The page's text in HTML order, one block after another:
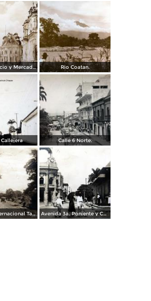
Templo Palacio y Mercado. Rio Coatan.
Callejera Calle 6 Norte.
Carretera Internacional Tapachula-Talisman Avenida 3a. Poniente y Calle 6a. Norte ()